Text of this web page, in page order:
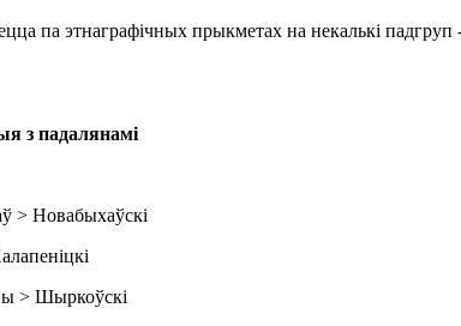
па этнаграфічных прыкметах на некалькі
з падалянамі
> Новабыхаўскі
> Шыркоўскі